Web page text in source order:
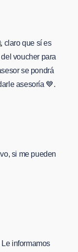
claro que sí es
voucher para
se pondrá
asesoría 💙.
si me pueden
Le informamos